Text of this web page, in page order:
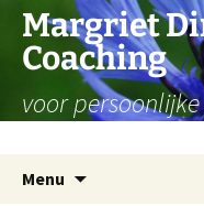
naarMargriet
Coaching
voor
Menu